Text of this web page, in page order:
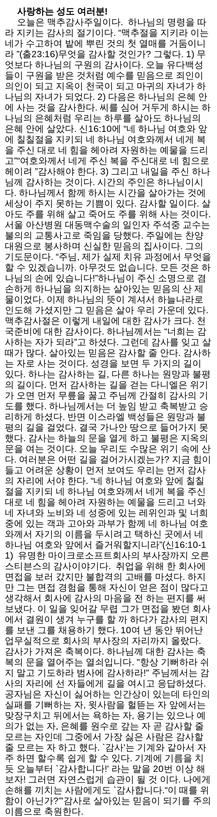
사랑하는 성도 여러분!
오늘은 맥추감사주일이다. 하나님의 명령을 따
라 지키는 감사의 절기이다. “맥추절을 지키라 이는
네가 수고하여 밭에 뿌린 것의 첫 열매를 거둠이니
라 ”(출23:16)무엇을 감사할 것인가? 그렇다. 1) 무
엇보다 하나님의 구원의 감사이다. 오늘 유다백성
들이 구원을 받은 것처럼 예수를 믿음으로 죄인이
의인이 되고 지옥이 천국이 되고 마귀의 자녀가 하
나님의 자녀가 되었다. 2) 다음은 하나님의 은혜 안
에 사는 것을 감사한다. 씨를 심어 거두게 하시는 하
나님의 은혜처럼 우리는 하루를 살아도 하나님의
은혜 안에 살았다. 신16:10에 “네 하나님 여호와 앞
에 칠칠절을 지키되 네 하나님 여호와께서 네게 복
을 주신 대로 네 힘을 헤아려 자원하는 예물을 드리
고”“여호와께서 네게 주신 복을 주신대로 네 힘으로
헤이려 ”감사해야 한다. 3) 그리고 내일을 주신 하나
님께 감사하는 것이다. 시간의 주인은 하나님이시
다. 하나님께서 함께 하시는 시간을 살아가는 것에
세상이 주지 못하는 기쁨이 있다. 감사할 일이다. 살
아도 주를 위해 살고 죽어도 주를 위해 사는 것이다.
서울 아산병원 대동맥수술의 일인자 주석중 교수는
불의의 교통사고로 죽임을 당했다. 주일에는 찬양
대원으로 봉사하며 신실한 믿음의 집사이다. 그의
기도문이다. “주님, 제가 실제 치유 과정에서 무엇을
할 수 있겠습니까. 아무것도 없습니다. 모든 것은 하
나님의 손에 있습니다!”하나님이 주신 소명으로 겸
손하게 하나님을 의지하는 살아있는 믿음의 산 제
물이었다. 이제 하나님의 뜻이 계셔서 하늘나라로
인도해 가셨지만 그 믿음은 살아 우리 가운데 있다.
맥추감사절은 이렇게 내일에 대한 감사가 크다. 천
국준비에 대한 감사이다. 하나님께서는 “너희는 감
사하는 자가 되라”고 하셨다. 그런데 감사를 잊고 살
때가 많다. 살아있는 믿음은 감사할 줄 안다. 감사하
는 자로 사는 것이다. 성경을 보면 두 가지의 길이
있다. 하나는 감사하는 길, 다른 하나는 원망과 불평
의 길이다. 먼저 감사하는 길을 걷는 다니엘은 위기
가 오면 먼저 무릎을 꿇고 주님께 간절히 감사의 기
도를 했다. 하나님께서는 더 높임 받고 축복받고 승
리하게 하셨다. 반면 이스라엘 백성들은 원망과 불
평의 길을 걸었다. 결국 가나안 땅으로 들어가지 못
했다. 감사는 하늘의 문을 열게 하고 불평은 지옥의
문을 여는 것이다. 오늘 우리도 수많은 위기 속에 산
다. 여러분은 어떤 길을 걸어가시겠는가? 지금 힘이
들고 어려운 상황이 먼저 보여도 우리는 먼저 감사
의 자리에 서야 한다. “네 하나님 여호와 앞에 칠칠
절을 지키되 네 하나님 여호와께서 네게 복을 주신
대로 네 힘을 헤아려 자원하는 예물을 드리고 너와
네 자녀와 노비와 네 성중에 있는 레위인과 및 너희
중에 있는 객과 고아와 과부가 함께 네 하나님 여호
와께서 자기의 이름을 두시려고 택하신 곳에서 네
하나님 여호와 앞에서 즐거워할지니라”(신16:10-1
1) 유명한 마이크로소프트회사의 부사장까지 오른
스티븐스의 감사이야기다. 취업을 위해 한 회사에
면접을 보러 갔지만 불합격의 고배를 마셨다. 하지
만 그는 면접 경험을 통해 자신이 얻은 점이 많다고
생각해서 회사에 감사의 마음을 전 하는 편지를 써
보냈다. 이 일을 잊어갈 무렵 그가 면접을 봤던 회사
에서 결원이 생겨 누구를 할 까 하다가 감사의 편지
를 보낸 그를 채용하기 했다. 10여 년 동안 뛰어난
업무실적으로 회사의 부사장의 자리까지 올랐다.
감사가 가져온 축복이다. 하나님께 대한 감사는 축
복의 문을 열어주는 열쇠입니다. "항상 기뻐하라 쉬
지 말고 기도하라 범사에 감사하라!" 주님께서는 감
사의 자리에 선 자들에게 길을 여시고 응답하셨다.
공자님은 자신이 싫어하는 인간상이 있는데 타인의
실패를 기뻐하는 자, 윗사람을 헐뜯는 자 앞에서는
맞장구치고 뒤에서는 욕하는 자, 용기는 있으나 예
의가 없는 자, 은혜를 원수로 갚는 자 곧 감사할 줄
모르는 자인데 그중에서 가장 싫은 사람은 감사할
줄 모르는 자 하고 했다. `감사'는 기계와 같아서 자
주 하면 할수록 쉽게 할 수 있다. 기계에 기름을 치
듯 오늘부터 `감사합니다!' 라는 말을 20번 이상 해
보자! 그러면 자연스럽게 습관이 될 것 이다. 나에게
손해를 끼치는 사람에게도 `감사합니다.“이 때를 위
함이 아닌가?”'감사로 살아있는 믿음이 되기를 주의
이름으로 축원한다.